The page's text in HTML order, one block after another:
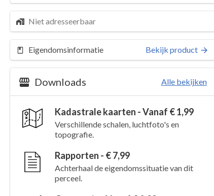
Niet adresseerbaar
Eigendomsinformatie Bekijk product
Downloads Alle bekijken
Kadastrale kaarten - Vanaf € 1,99
Verschillende schalen, luchtfoto's en
topografie.
Rapporten - € 7,99
Achterhaal de eigendomssituatie van dit
perceel.